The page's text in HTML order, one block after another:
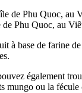
de Phu Quoc, au
à base de farine
également
mungo ou la fécule